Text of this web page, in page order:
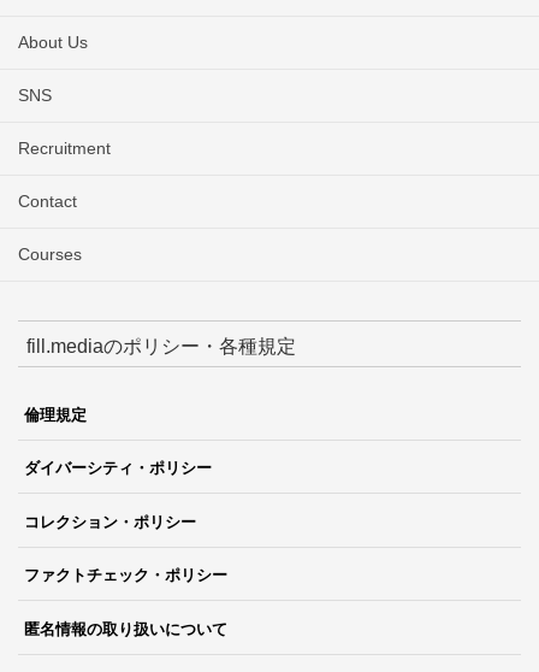
About Us
SNS
Recruitment
Contact
Courses
fill.mediaのポリシー・各種規定
倫理規定
ダイバーシティ・ポリシー
コレクション・ポリシー
ファクトチェック・ポリシー
匿名情報の取り扱いについて